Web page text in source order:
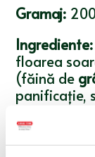
Gramaj:
Ingrediente:
floarea
(făină de
panificație,
ou, sare,
poate
semințe de